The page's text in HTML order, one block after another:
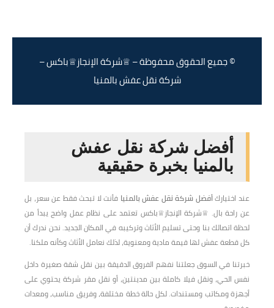
© جميع الحقوق محفوظة – ♕شركة الإنجاز♕باكس –
شركة نقل عفش بالمنيا
أفضل شركة نقل عفش
بالمنيا بخبرة حقيقية
عند اختياركأفضل شركة نقل عفش بالمنيا فأنت لا تبحث فقط عن سعر، بل
عن راحة بال. ♕شركة الإنجاز♕باكس تعتمد على نظام عمل واضح يبدأ من
لحظة اتصالك بنا وحتى تسليم الأثاث وتركيبه في المكان الجديد. نحن ندرك أن
كل قطعة عفش لها قيمة مادية ومعنوية، لذلك نعامل الأثاث وكأنه ملكنا.
خبرتنا في السوق جعلتنا نفهم الفروق الدقيقة بين نقل شقة صغيرة داخل
نفس الحي، ونقل فيلا كاملة بين مدينتين، أو نقل مقر شركة يحتوي على
أجهزة ومكاتب ومستندات. لكل حالة خطة مختلفة، وفريق مناسب، ومعدات